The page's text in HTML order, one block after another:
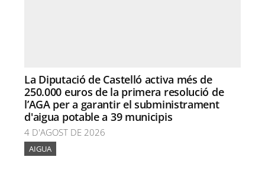
La Diputació de Castelló activa més de
250.000 euros de la primera resolució de
l’AGA per a garantir el subministrament
d'aigua potable a 39 municipis
4 D'AGOST DE 2026
AIGUA